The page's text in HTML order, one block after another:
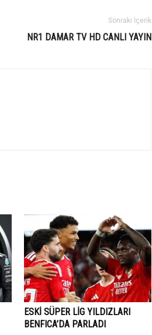
Sonraki İçerik
NR1 DAMAR TV HD CANLI YAYIN
ESKİ SÜPER LİG YILDIZLARI
BENFICA’DA PARLADI